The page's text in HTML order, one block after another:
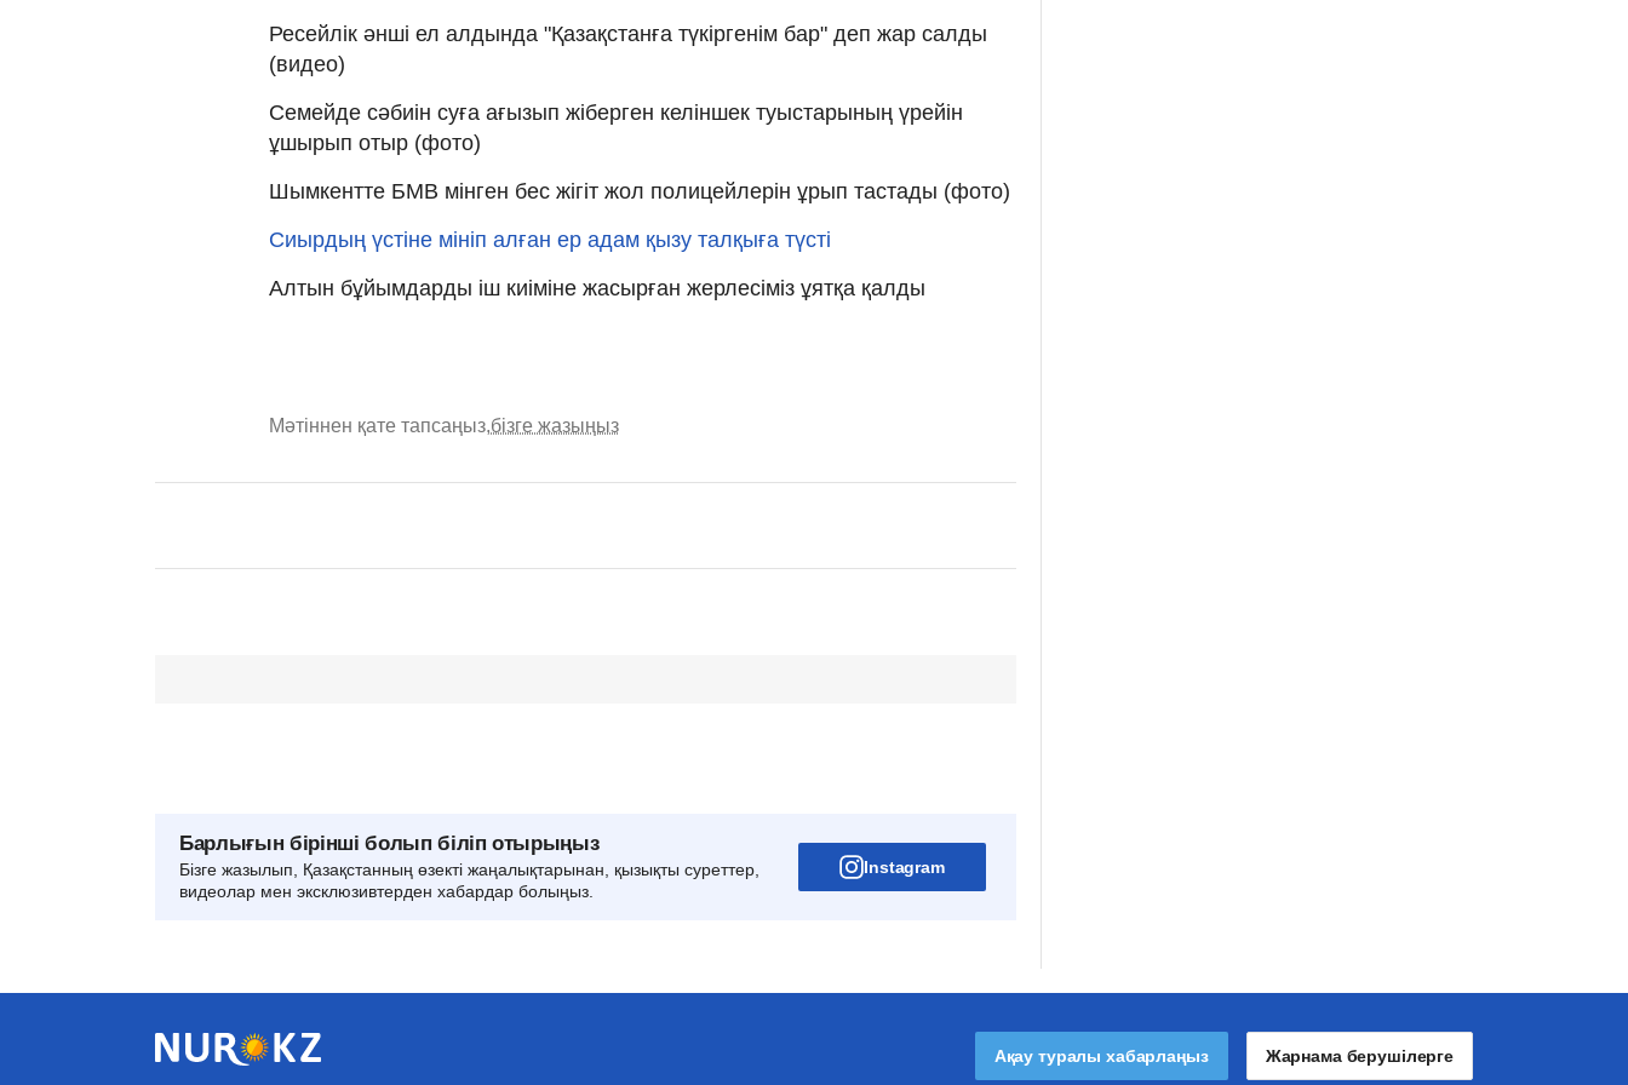
Ресейлік әнші ел алдында "Қазақстанға түкіргенім бар" деп жар салды
(видео)
Семейде сәбиін суға ағызып жіберген келіншек туыстарының үрейін
ұшырып отыр (фото)
Шымкентте БМВ мінген бес жігіт жол полицейлерін ұрып тастады (фото)
Сиырдың үстіне мініп алған ер адам қызу талқыға түсті
Алтын бұйымдарды іш киіміне жасырған жерлесіміз ұятқа қалды
Мәтіннен қате тапсаңыз,бізге жазыңыз
Барлығын бірінші болып біліп отырыңыз
Бізге жазылып, Қазақстанның өзекті жаңалықтарынан, қызықты суреттер,
видеолар мен эксклюзивтерден хабардар болыңыз.
Instagram
Ақау туралы хабарлаңыз Жарнама берушілерге